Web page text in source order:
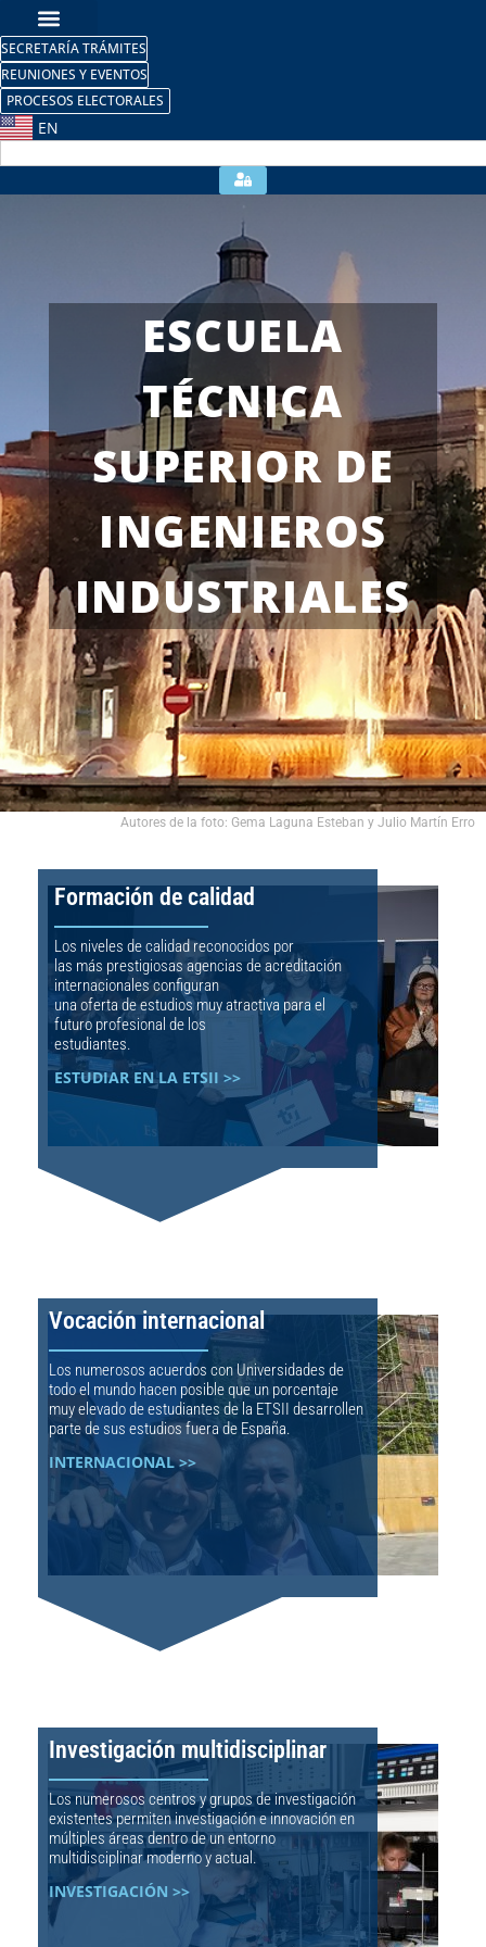
SECRETARÍA TRÁMITES
REUNIONES Y EVENTOS
PROCESOS ELECTORALES
EN
ESCUELA
TÉCNICA
SUPERIOR DE
INGENIEROS
INDUSTRIALES
Autores de la foto: Gema Laguna Esteban y Julio Martín Erro
Formación de calidad
Los niveles de calidad reconocidos por
las más prestigiosas agencias de acreditación
internacionales configuran
una oferta de estudios muy atractiva para el
futuro profesional de los
estudiantes.
ESTUDIAR EN LA ETSII >>
Vocación internacional
Los numerosos acuerdos con Universidades de
todo el mundo hacen posible que un porcentaje
muy elevado de estudiantes de la ETSII desarrollen
parte de sus estudios fuera de España.
INTERNACIONAL >>
Investigación multidisciplinar
Los numerosos centros y grupos de investigación
existentes permiten investigación e innovación en
múltiples áreas dentro de un entorno
multidisciplinar moderno y actual.
INVESTIGACIÓN >>